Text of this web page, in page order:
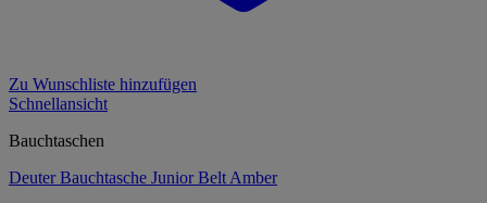
Zu Wunschliste hinzufügen
Schnellansicht
Bauchtaschen
Deuter Bauchtasche Junior Belt Amber